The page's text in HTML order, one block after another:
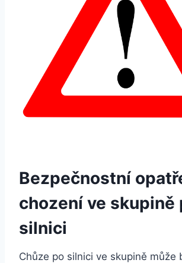
Bezpečnostní
chození ve skupině
silnici
Chůze po silnici ve skupině může